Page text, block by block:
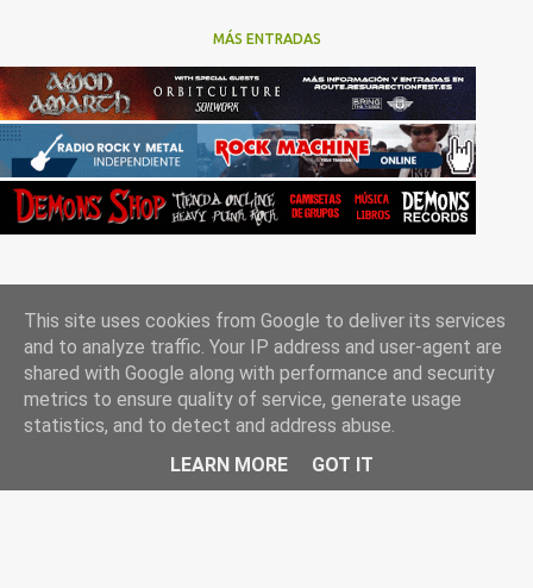
MÁS ENTRADAS
Con la tecnología de Blogger
Rockgle.es 2010-2025
This site uses cookies from Google to deliver its services
and to analyze traffic. Your IP address and user-agent are
shared with Google along with performance and security
metrics to ensure quality of service, generate usage
statistics, and to detect and address abuse.
LEARN MORE
GOT IT